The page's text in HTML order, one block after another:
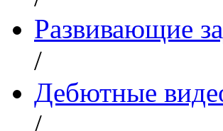
Развивающие
/
Дебютные
/